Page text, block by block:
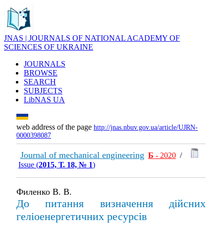
JNAS | JOURNALS OF NATIONAL ACADEMY OF
SCIENCES OF UKRAINE
JOURNALS
BROWSE
SEARCH
SUBJECTS
LibNAS UA
web address of the page http://jnas.nbuv.gov.ua/article/UJRN-
0000398087
Journal of mechanical engineering Б - 2020 /
Issue (2015, Т. 18, № 1)
Филенко В. В.
До питання визначення дійсних
геліоенергетичних ресурсів